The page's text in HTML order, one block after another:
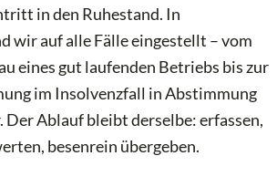
in den Ruhestand. In
wir auf alle Fälle eingestellt – vom
eines gut laufenden Betriebs bis zur
im Insolvenzfall in Abstimmung
Ablauf bleibt derselbe: erfassen,
besenrein übergeben.